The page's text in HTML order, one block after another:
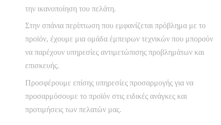
την ικανοποίηση του πελάτη.
Στην σπάνια περίπτωση που εμφανίζεται πρόβλημα με το
προϊόν, έχουμε μια ομάδα έμπειρων τεχνικών που μπορούν
να παρέχουν υπηρεσίες αντιμετώπισης προβλημάτων και
επισκευής.
Προσφέρουμε επίσης υπηρεσίες προσαρμογής για να
προσαρμόσουμε το προϊόν στις ειδικές ανάγκες και
προτιμήσεις των πελατών μας.